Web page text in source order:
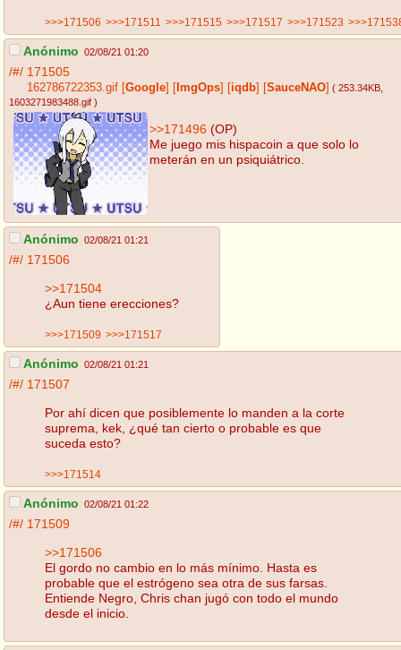
>>>171506 >>>171511 >>>171515 >>>171517 >>>171523
Anónimo 02/08/21 01:20
/#/ 171505
162786722353.gif Google ImgOps iqdb SauceNAO ( 253.34KB
1603271983488.gif )
>>171496 (OP)
Me juego mis hispacoin a que solo lo
meterán en un psiquiátrico.
Anónimo 02/08/21 01:21
/#/ 171506
>>171504
¿Aun tiene erecciones?
>>>171509 >>>171517
Anónimo 02/08/21 01:21
/#/ 171507
Por ahí dicen que posiblemente lo manden a la corte
suprema, kek, ¿qué tan cierto o probable es que
suceda esto?
>>>171514
Anónimo 02/08/21 01:22
/#/ 171509
>>171506
El gordo no cambio en lo más mínimo. Hasta es
probable que el estrógeno sea otra de sus farsas.
Entiende Negro, Chris chan jugó con todo el mundo
desde el inicio.